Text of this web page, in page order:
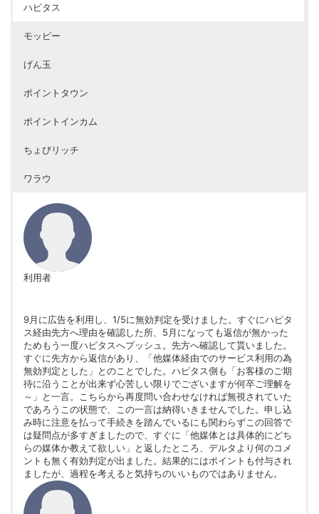
ハピタス
モッピー
げん玉
ポイントタウン
ポイントインカム
ちょびリッチ
ワラウ
利用者
9月に広告を利用し、1/5に無効判定を受けました。すぐにハピタ
ス経由先方へ理由を確認した所、5月になっても返信が無かった
ためもう一度ハピタスへプッシュ。先方へ確認して貰いました。
すぐに先方から返信があり、「他媒体経由でのサービス利用の為
無効判定とした」とのことでした。ハピタス側も「お客様のご期
待に沿うことが出来ず心苦しい限りでございますが何卒ご理解を
～」と一言。こちらから再度問い合わせなければ無視されていた
であろうこの状態で、この一言は納得いきませんでした。申し込
み時に注意を払って手続きを踏んでいるにも関わらずこの回答で
は疑問点が多すぎましたので、すぐに「他媒体とは具体的にどち
らの媒体か教えて欲しい」と返したところ、デルタより何のコメ
ントも無く有効判定が出ました。結果的にはポイントも付与され
ましたが、過程を考えると気持ちのいいものではありません。